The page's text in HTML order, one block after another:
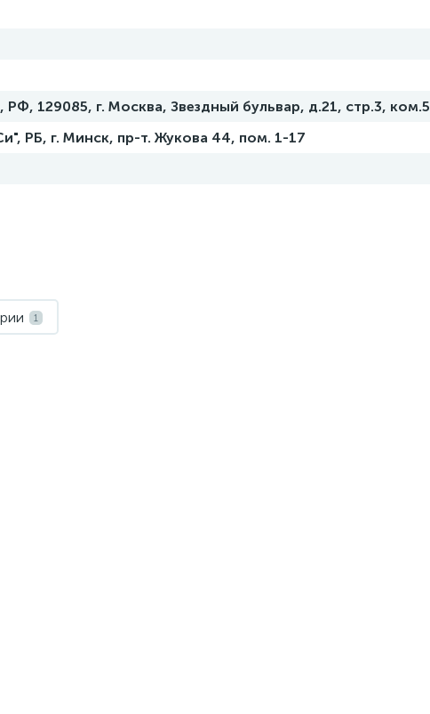
129085, г. Москва, Звездный бульвар, д.21, стр.3, ком.5
РБ, г. Минск, пр-т. Жукова 44, пом. 1-17
1